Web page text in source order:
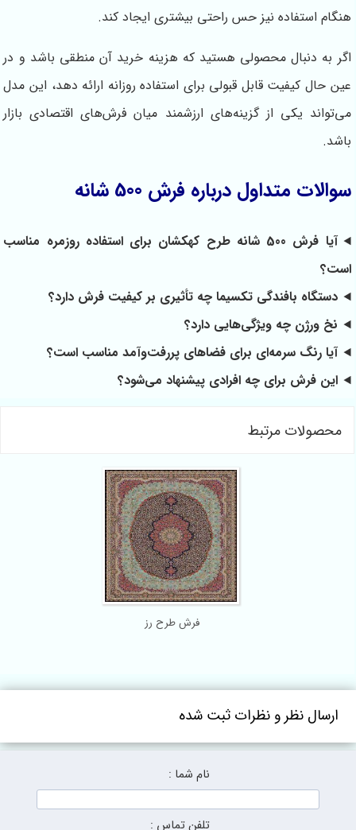
هنگام استفاده نیز حس راحتی بیشتری ایجاد کند.
اگر به دنبال محصولی هستید که هزینه خرید آن منطقی باشد و در
عین حال کیفیت قابل قبولی برای استفاده روزانه ارائه دهد، این مدل
می‌تواند یکی از گزینه‌های ارزشمند میان فرش‌های اقتصادی بازار
باشد.
سوالات متداول درباره فرش 500 شانه
آیا فرش 500 شانه طرح کهکشان برای استفاده روزمره مناسب
است؟
دستگاه بافندگی تکسیما چه تأثیری بر کیفیت فرش دارد؟
نخ ورژن چه ویژگی‌هایی دارد؟
آیا رنگ سرمه‌ای برای فضاهای پررفت‌وآمد مناسب است؟
این فرش برای چه افرادی پیشنهاد می‌شود؟
محصولات مرتبط
فرش طرح رز
ارسال نظر و نظرات ثبت شده
نام شما :
تلفن تماس :